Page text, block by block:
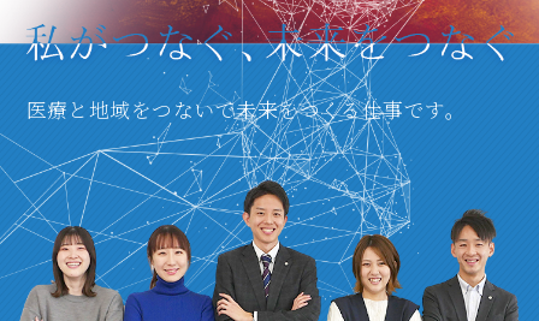
医療と地域をつないで未来をつくる仕事です。